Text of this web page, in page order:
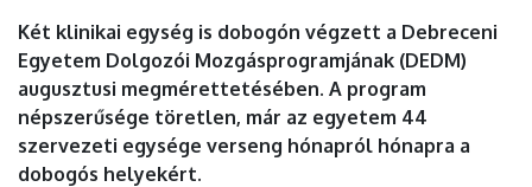
Két klinikai egység is dobogón végzett a Debreceni
Egyetem Dolgozói Mozgásprogramjának (DEDM)
augusztusi megmérettetésében. A program
népszerűsége töretlen, már az egyetem 44
szervezeti egysége verseng hónapról hónapra a
dobogós helyekért.